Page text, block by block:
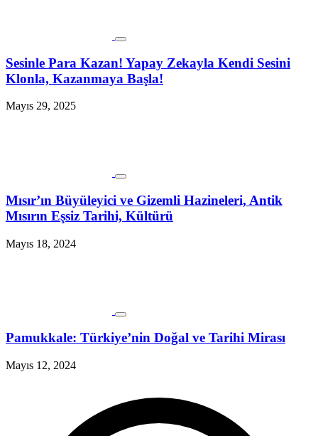
Sesinle Para Kazan! Yapay Zekayla Kendi Sesini
Klonla, Kazanmaya Başla!
Mayıs 29, 2025
Mısır’ın Büyüleyici ve Gizemli Hazineleri, Antik
Mısırın Eşsiz Tarihi, Kültürü
Mayıs 18, 2024
Pamukkale: Türkiye’nin Doğal ve Tarihi Mirası
Mayıs 12, 2024